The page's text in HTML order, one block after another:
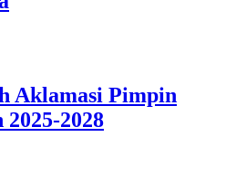
Aklamasi Pimpin
2028